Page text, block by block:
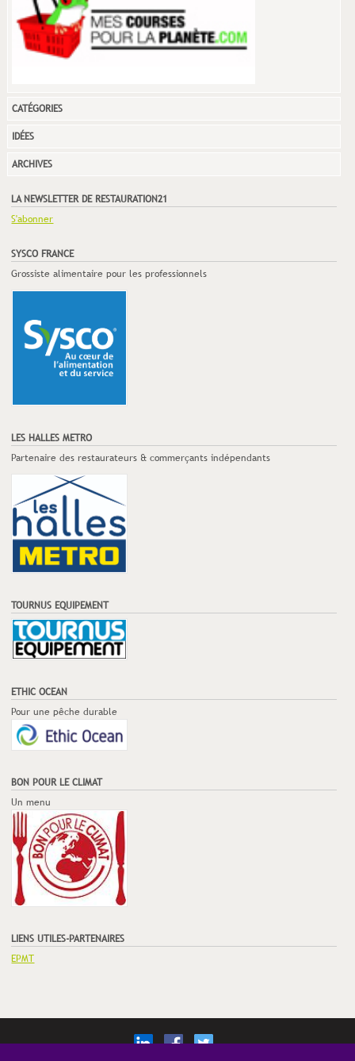
CATÉGORIES
IDÉES
ARCHIVES
LA NEWSLETTER DE RESTAURATION21
S'abonner
SYSCO FRANCE
Grossiste alimentaire pour les professionnels
LES HALLES METRO
Partenaire des restaurateurs & commerçants indépendants
TOURNUS EQUIPEMENT
ETHIC OCEAN
Pour une pêche durable
BON POUR LE CLIMAT
Un menu
LIENS UTILES-PARTENAIRES
EPMT